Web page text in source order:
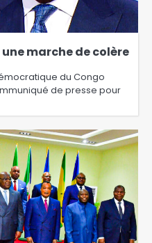
marche de colère
du Congo
de presse pour